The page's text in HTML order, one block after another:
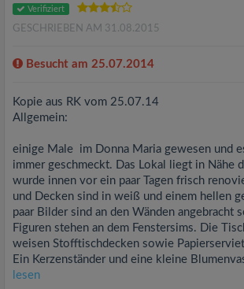
Verifiziert
GESCHRIEBEN AM 31.08.2015
Besucht am 25.07.2014
Kopie aus RK vom 25.07.14
Wir sind
einige Male im Donna Maria gewesen und
immer geschmeckt. Das Lokal liegt in Nähe
wurde innen vor ein paar Tagen frisch
und Decken sind in weiß und einem hellen
paar Bilder sind an den Wänden angebracht
Figuren stehen an dem Fenstersims. Die
weisen Stofftischdecken sowie
Ein Kerzenständer und eine kleine
lesen